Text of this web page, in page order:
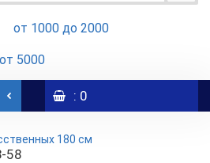
от 1000 до 2000
от 5000
: 0
180 см
58